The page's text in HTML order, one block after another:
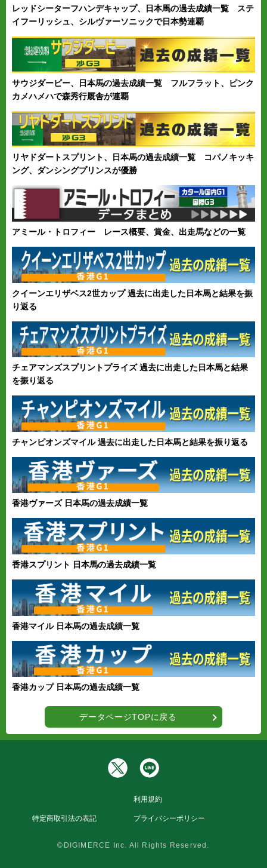
レッドシーターフハンデキャップ、日本馬の過去成績一覧 ステ
イフーリッシュ、シルヴァーソニックで日本勢連覇
サウジダービー、日本馬の過去成績一覧 フルフラット、ピンク
カメハメハで森秀行厩舎が連覇
リヤドダートスプリント、日本馬の過去成績一覧 コパノキッキ
ング、ダンシングプリンスが優勝
アミール・トロフィー レース概要、賞金、出走馬などの一覧
クイーンエリザベス2世カップ 過去に出走した日本馬と結果を振
り返る
チェアマンズスプリントプライズ 過去に出走した日本馬と結果
を振り返る
チャンピオンズマイル 過去に出走した日本馬と結果を振り返る
香港ヴァーズ 日本馬の過去成績一覧
香港スプリント 日本馬の過去成績一覧
香港マイル 日本馬の過去成績一覧
香港カップ 日本馬の過去成績一覧
データページTOPに戻る
利用規約
特定商取引法の表記 プライバシーポリシー
©DIGIMERCE Inc. All Rights Reserved.